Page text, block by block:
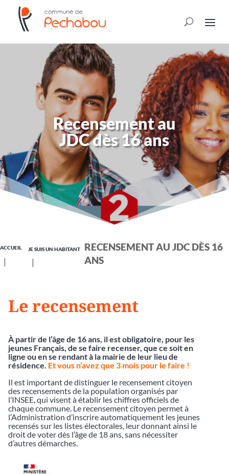
Recensement au
JDC dès 16 ans
ACCUEIL JE SUIS UN HABITANT
RECENSEMENT AU JDC DÈS 16
ANS
Le recensement
À partir de l’âge de 16 ans, il est obligatoire, pour les
jeunes Français, de se faire recenser, que ce soit en
ligne ou en se rendant à la mairie de leur lieu de
résidence. Et vous n’avez que 3 mois pour le faire !
Il est important de distinguer le recensement citoyen
des recensements de la population organisés par
l’INSEE, qui visent à établir les chiffres officiels de
chaque commune. Le recensement citoyen permet à
l’Administration d’inscrire automatiquement les jeunes
recensés sur les listes électorales, leur donnant ainsi le
droit de voter dès l’âge de 18 ans, sans nécessiter
d’autres démarches.